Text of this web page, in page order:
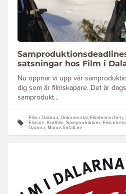
satsningar hos Film i
Nu öppnar vi upp vår
dig som är filmskapare. Det är
samprodukt...
Film i Dalarna, Dokumentär, Filmbranschen,
Filmare, Kortfilm, Samproduktion,
Dalarna, Manusförfattare